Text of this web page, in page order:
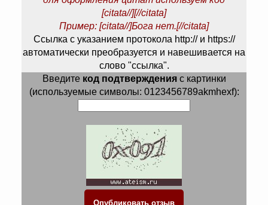
[citata//][//citata]
Пример: [citata//]Бога нет.[//citata]
Ссылка с указанием протокола http:// и https://
автоматически преобразуется и навешивается на
слово "ссылка".
Введите код подтвержденияс картинки
(используемые символы: 0123456789akmhexf):